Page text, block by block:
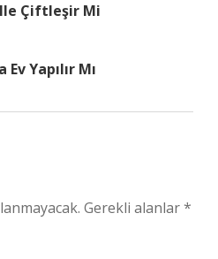
Çiftleşir Mi
Yapılır Mı
Gerekli alanlar*